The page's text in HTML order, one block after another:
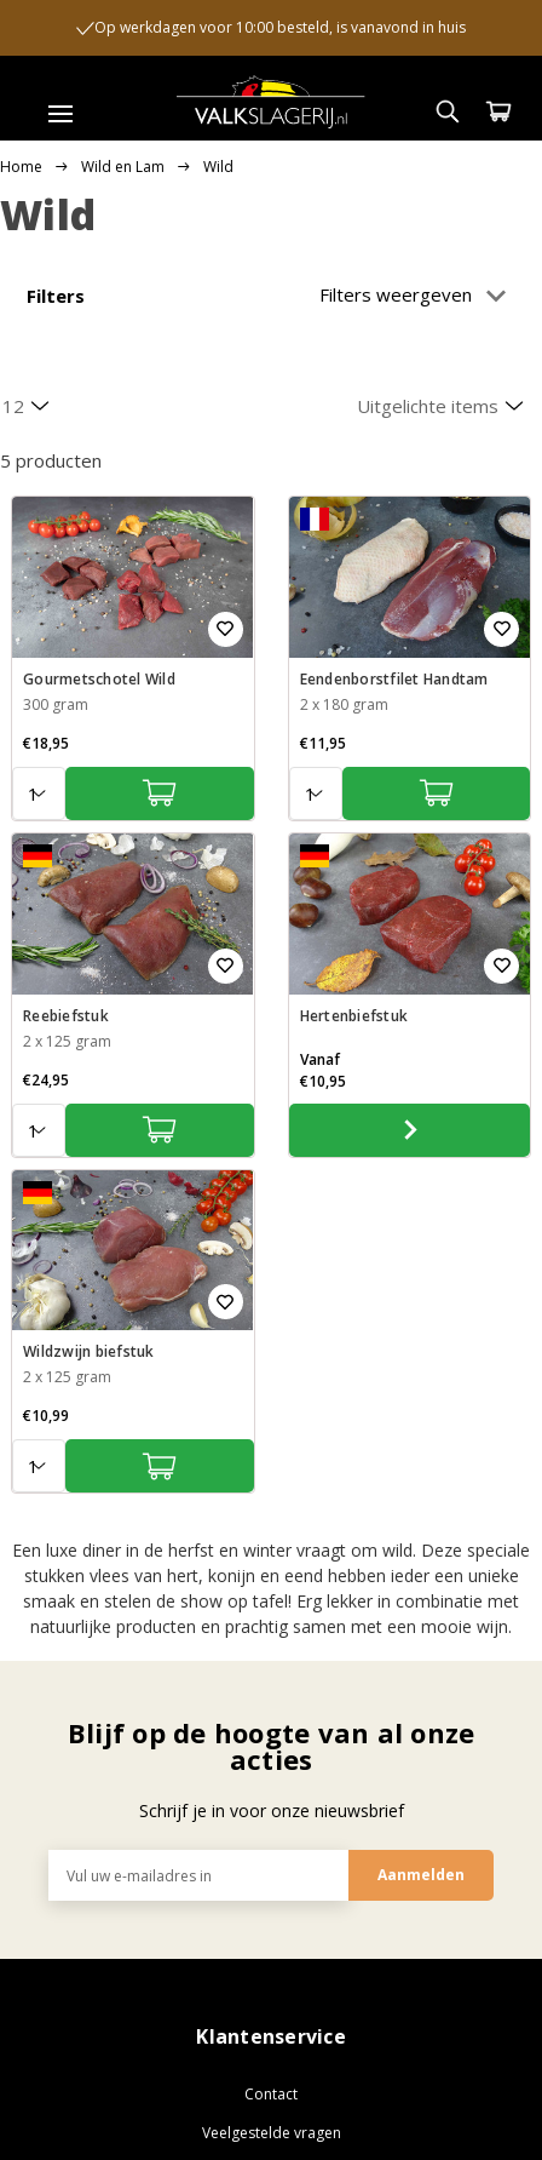
Op werkdagen voor 10:00 besteld, is vanavond in huis
Home Wild en Lam Wild
Wild
5 producten
Filters Filters weergeven
Gourmetschotel Wild
300 gram
€18,95
Eendenborstfilet Handtam
2 x 180 gram
€11,95
Reebiefstuk
2 x 125 gram
€24,95
Hertenbiefstuk
Vanaf
€10,95
Aantal:
Wildzwijn biefstuk
2 x 125 gram
€10,99
Een luxe diner in de herfst en winter vraagt om wild. Deze speciale
stukken vlees van hert, konijn en eend hebben ieder een unieke
smaak en stelen de show op tafel! Erg lekker in combinatie met
natuurlijke producten en prachtig samen met een mooie wijn.
Blijf op de hoogte van al onze
acties
Schrijf je in voor onze nieuwsbrief
mailadres
Klantenservice
Contact
Veelgestelde vragen